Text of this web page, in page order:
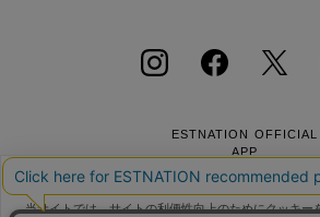
ESTNATION OFFICIAL
APP
当サイトでは、サイトの利便性向上のためにクッキー